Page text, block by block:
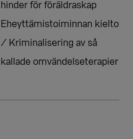
hinder för föräldraskap
Eheyttämistoiminnan kielto
/ Kriminalisering av så
kallade omvändelseterapier